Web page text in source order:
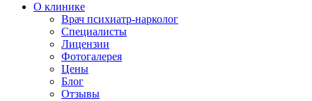
О клинике
Врач психиатр-нарколог
Специалисты
Лицензии
Фотогалерея
Цены
Блог
Отзывы